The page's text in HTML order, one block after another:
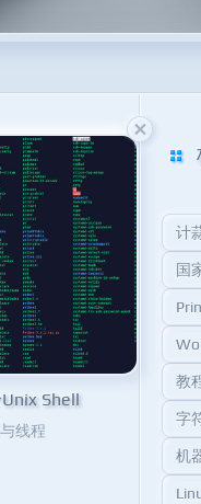
Shell
线程
计
国
教
字
机